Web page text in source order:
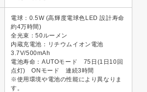
電球：0.5W (高輝度電球色LED 設計寿命
約4万時間)
全光束：50ルーメン
内蔵充電池：リチウムイオン電池
3.7V/500mAh
電池寿命：AUTOモード 75日(1日10回
点灯) ONモード 連続3時間
※使用環境や電池の性能により異なりま
す。